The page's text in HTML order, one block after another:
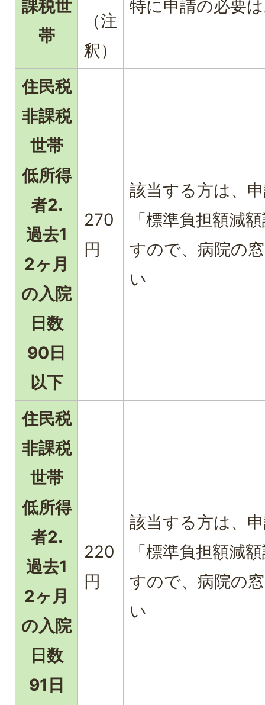
課税世
帯
（注
釈）
特に申請の必要
住民税
非課税
世帯
低所得
者2.
過去1
2ヶ月
の入院
日数
90日
以下
270
円
該当する方は、
「標準負担額減
すので、病院の
い
住民税
非課税
世帯
低所得
者2.
過去1
2ヶ月
の入院
日数
91日
220
円
該当する方は、
「標準負担額減
すので、病院の
い